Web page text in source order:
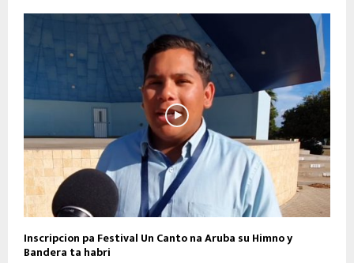
Inscripcion pa Festival Un Canto na Aruba su Himno y
Bandera ta habri